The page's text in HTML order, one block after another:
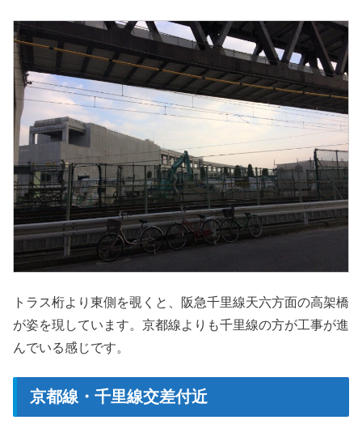
トラス桁より東側を覗くと、阪急千里線天六方面の高架橋
が姿を現しています。京都線よりも千里線の方が工事が進
んでいる感じです。
京都線・千里線交差付近